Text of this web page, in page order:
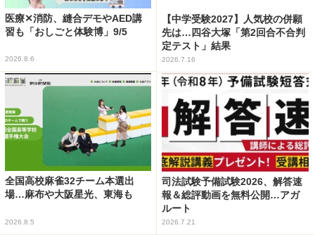
医療✕消防、縫合デモやAED講
習も「おしごと体験博」9/5
2026.8.6
【中学受験2027】人気校の併願
先は…四谷大塚「第2回合不合判
定テスト」結果
2026.7.16
全国高校麻雀32チーム本選出
場…麻布や大阪星光、東海も
2026.8.5
司法試験予備試験2026、解答速
報＆総評動画を無料公開…アガ
ルート
2026.7.21